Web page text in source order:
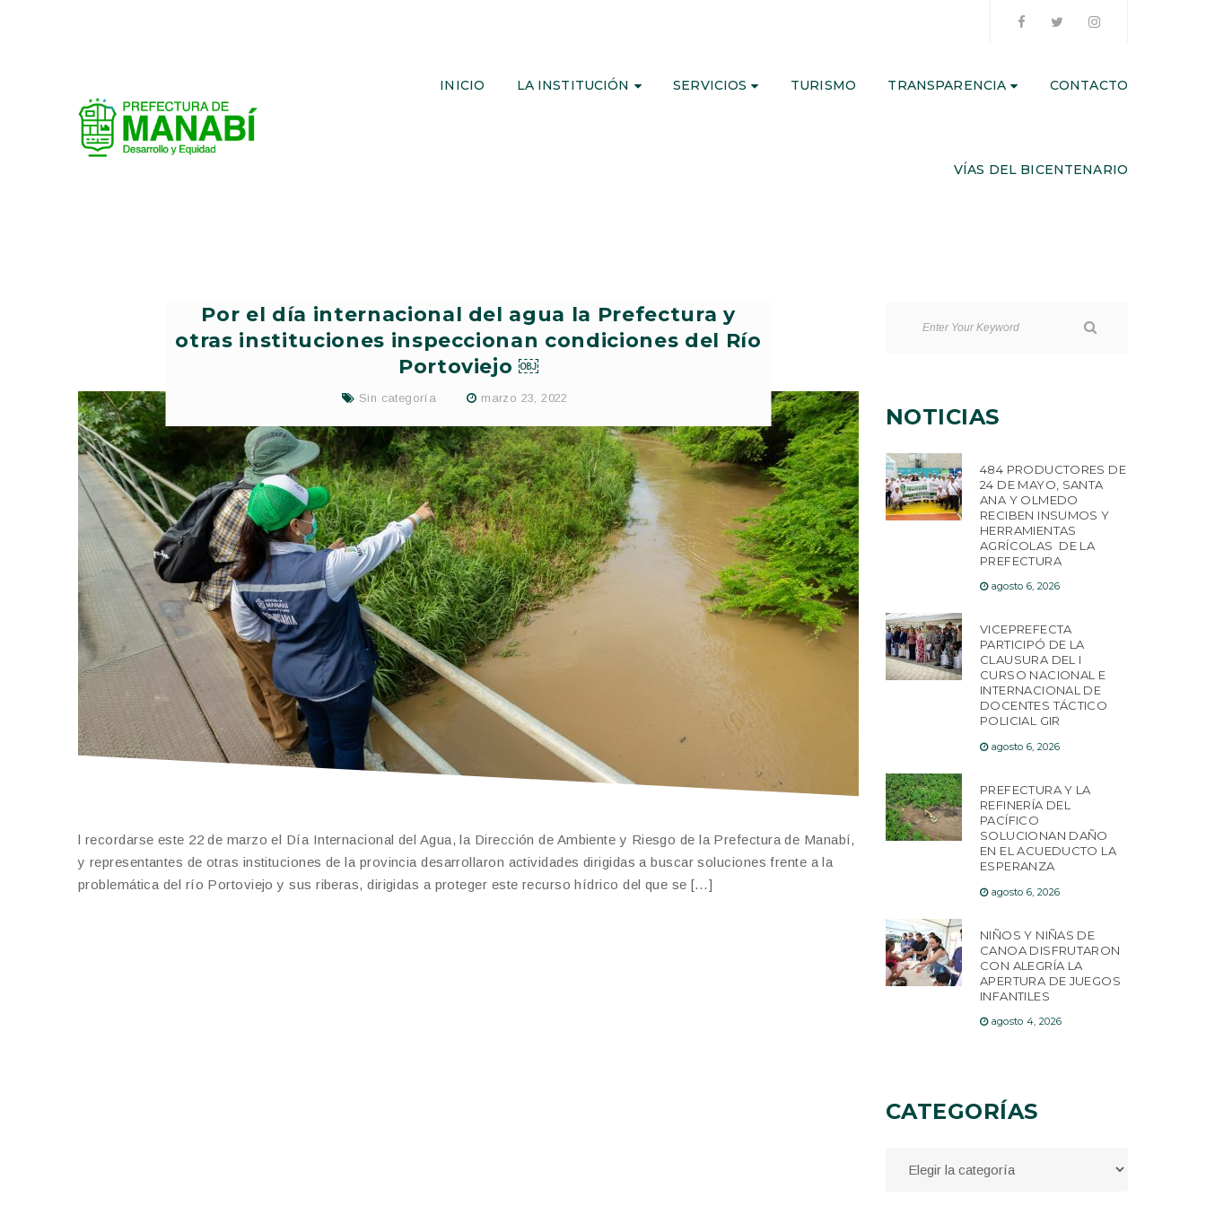
INICIO LA INSTITUCIÓN SERVICIOS TURISMO TRANSPARENCIA CONTACTO
VÍAS DEL BICENTENARIO
Por el día internacional del agua la Prefectura y
otras instituciones inspeccionan condiciones del Río
Portoviejo ￼
Sin categoría marzo 23, 2022
l recordarse este 22 de marzo el Día Internacional del Agua, la Dirección de Ambiente y Riesgo de la Prefectura de Manabí,
y representantes de otras instituciones de la provincia desarrollaron actividades dirigidas a buscar soluciones frente a la
problemática del río Portoviejo y sus riberas, dirigidas a proteger este recurso hídrico del que se […]
NOTICIAS
484 PRODUCTORES DE
24 DE MAYO, SANTA
ANA Y OLMEDO
RECIBEN INSUMOS Y
HERRAMIENTAS
AGRÍCOLAS DE LA
PREFECTURA
agosto 6, 2026
VICEPREFECTA
PARTICIPÓ DE LA
CLAUSURA DEL I
CURSO NACIONAL E
INTERNACIONAL DE
DOCENTES TÁCTICO
POLICIAL GIR
agosto 6, 2026
PREFECTURA Y LA
REFINERÍA DEL
PACÍFICO
SOLUCIONAN DAÑO
EN EL ACUEDUCTO LA
ESPERANZA
agosto 6, 2026
NIÑOS Y NIÑAS DE
CANOA DISFRUTARON
CON ALEGRÍA LA
APERTURA DE JUEGOS
INFANTILES
agosto 4, 2026
CATEGORÍAS